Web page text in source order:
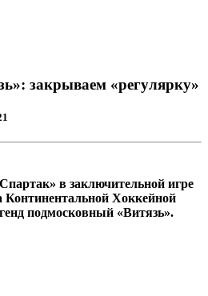
закрываем «регулярку»
в заключительной игре
Континентальной Хоккейной
подмосковный «Витязь».